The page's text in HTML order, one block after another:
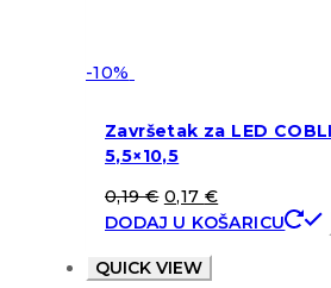
-10%
Završetak za LED
5,5×10,5
0,19€ 0,17 €
DODAJ U KOŠARICU
QUICK VIEW